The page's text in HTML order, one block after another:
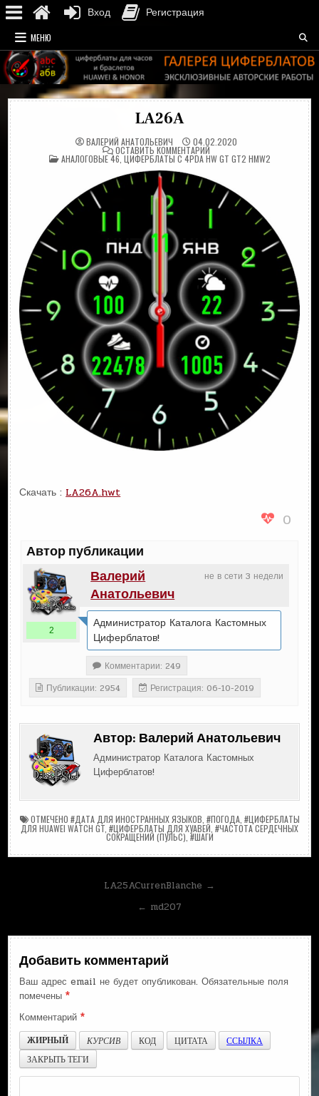
Перейти
к
содержимому
МЕНЮ
LA26A
ВАЛЕРИЙ АНАТОЛЬЕВИЧ 04.02.2020
ОСТАВИТЬ КОММЕНТАРИЙНА
LA26A
ОПУБЛИКОВАНО
В
АНАЛОГОВЫЕ 46 ЦИФЕРБЛАТЫ С 4PDA HW GT GT2 HMW2
Скачать :LA26A.hwt
0
Автор публикации
не в сети 3 недели
Валерий
Анатольевич
2
Администратор Каталога Кастомных
Циферблатов!
Комментарии: 249
Публикации: 2954
Регистрация: 06-10-2019
Автор: Валерий Анатольевич
Администратор Каталога Кастомных
Циферблатов!
ОТМЕЧЕНО #ДАТА ДЛЯ ИНОСТРАННЫХ ЯЗЫКОВ #ПОГОДА, #ЦИФЕРБЛАТЫ
ДЛЯ HUAWEI WATCH GT #ЦИФЕРБЛАТЫ ДЛЯ ХУАВЕЙ #ЧАСТОТА СЕРДЕЧНЫХ
СОКРАЩЕНИЙ (ПУЛЬС) #ШАГИ
НавигацияLA25ACurrenBlanche →
← md207
Добавить комментарий
Ваш адрес email не будет опубликован. Обязательные поля
помечены*
Комментарий*
ЖИРНЫЙ
КУРСИВ КОД ЦИТАТА
ССЫЛКА
ЗАКРЫТЬ ТЕГИ
Вход Регистрация